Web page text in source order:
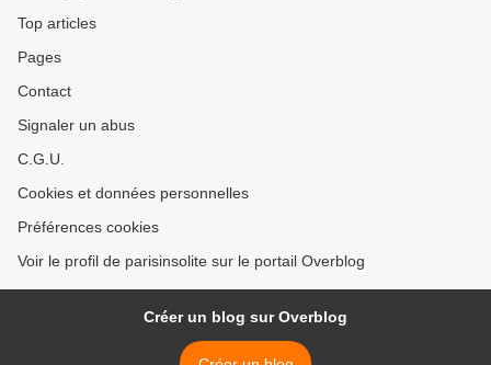
Top articles
Pages
Contact
Signaler un abus
C.G.U.
Cookies et données personnelles
Préférences cookies
Voir le profil de parisinsolite sur le portail Overblog
Créer un blog sur Overblog